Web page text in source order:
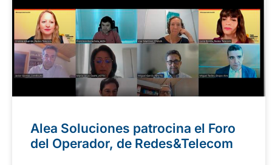
Alea Soluciones patrocina el Foro
del Operador, de Redes&Telecom